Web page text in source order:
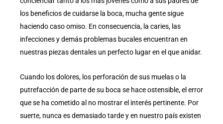
los beneficios de cuidarse la boca, mucha gente sigue
haciendo caso omiso. En consecuencia, la caries, las
infecciones y demás problemas bucales encuentran en
nuestras piezas dentales un perfecto lugar en el que anidar.
Cuando los dolores, los perforación de sus muelas o la
putrefacción de parte de su boca se hace ostensible, el error
que se ha cometido al no mostrar el interés pertinente. Por
suerte, nunca es demasiado tarde y en nuestro país existen